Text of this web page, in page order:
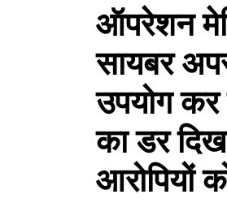
ऑपरेशन
सायबर
उपयोग कर
का डर
आरोपियों